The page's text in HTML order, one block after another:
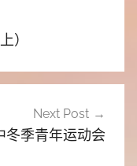
）
Next Post
冬季青年运动会